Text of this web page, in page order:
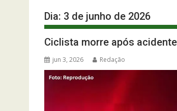
Dia: 3 de junho de 2026
Ciclista morre após
jun 3, 2026 Redação